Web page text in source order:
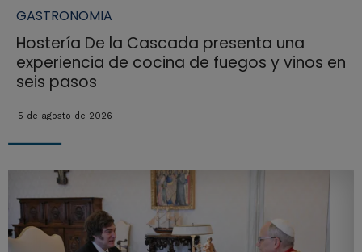
GASTRONOMIA
Hostería De la Cascada presenta una
experiencia de cocina de fuegos y vinos en
seis pasos
5 de agosto de 2026